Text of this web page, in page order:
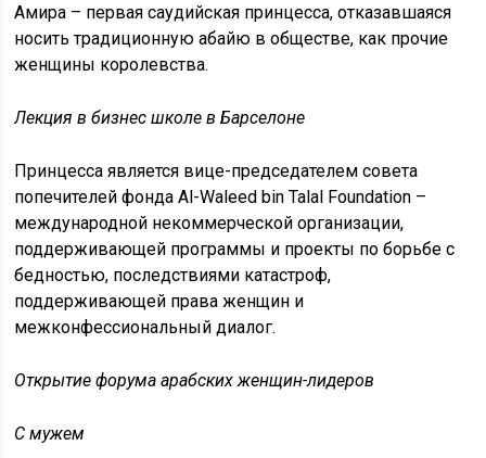
Амира – первая саудийская принцесса, отказавшаяся
носить традиционную абайю в обществе, как прочие
женщины королевства.
Лекция в бизнес школе в Барселоне
Принцесса является вице-председателем совета
попечителей фонда Al-Waleed bin Talal Foundation –
международной некоммерческой организации,
поддерживающей программы и проекты по борьбе с
бедностью, последствиями катастроф,
поддерживающей права женщин и
межконфессиональный диалог.
Открытие форума арабских женщин-лидеров
С мужем